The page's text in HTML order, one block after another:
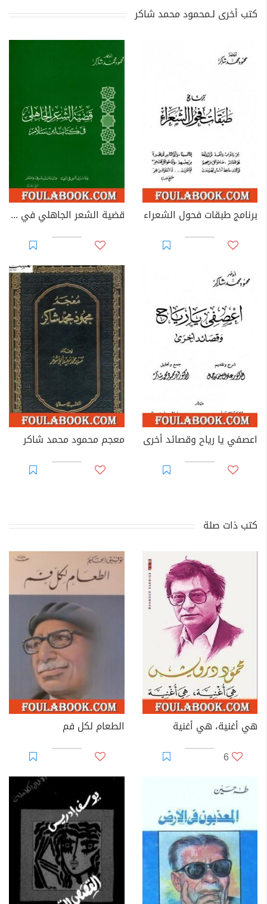
كتب أخرى لـمحمود محمد شاكر
برنامج طبقات فحول الشعراء قضية الشعر الجاهلي في كتاب ابن سلام
اعصفي يا رياح وقصائد أخرى معجم محمود محمد شاكر
كتب ذات صلة
هي أغنية، هي أغنية
6
الطعام لكل فم